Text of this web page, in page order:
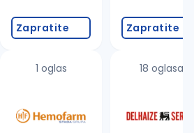
Zapratite
1 oglas
Zapratite
18 oglasa